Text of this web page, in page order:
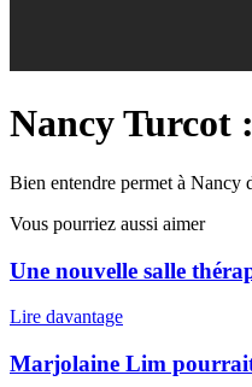
Nancy Turcot
Bien entendre permet à Nancy
Vous pourriez aussi aimer
Une nouvelle salle
Lire davantage
Marjolaine Lim pourrait